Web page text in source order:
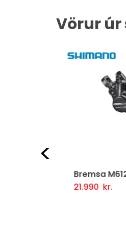
Vörur
Bremsa
21.990kr.
Setja Í Körfu